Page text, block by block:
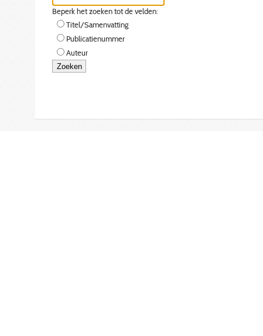
Beperk het zoeken tot de velden:
Titel/Samenvatting
Publicatienummer
Auteur